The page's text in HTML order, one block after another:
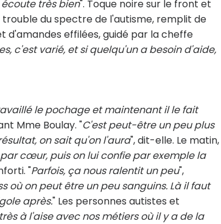
très bien". Toque noire sur le front et
trouble du spectre de l'autisme, remplit de
effilées, guidé par la cheffe
c'est varié, et si quelqu'un a besoin d'aide,
le pochage et maintenant il le fait
Mme Boulay. "C'est peut-être un peu plus
on sait qu'on l'aura", dit-elle. Le matin,
cœur, puis on lui confie par exemple la
"Parfois, ça nous ralentit un peu",
où on peut être un peu sanguins. Là il faut
après." Les personnes autistes et
très à l'aise avec nos métiers où il y a de la